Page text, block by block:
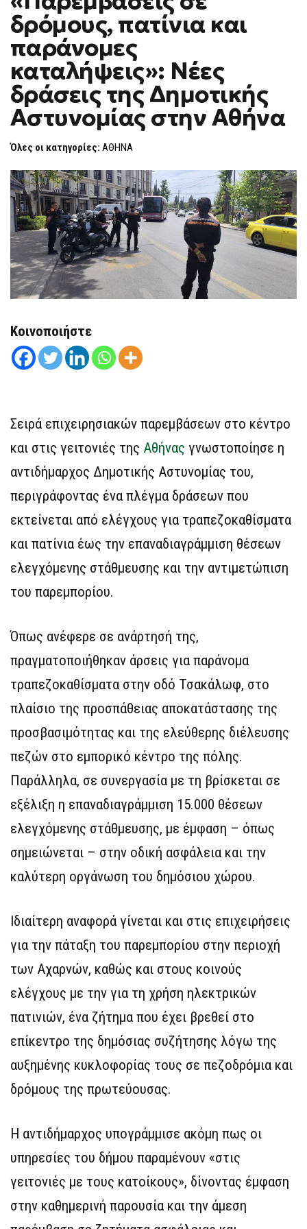
ΣΕ
ΔΡΌΜΟΥΣ,
ΠΑΤΊΝΙΑ
ΚΑΙ
ΠΑΡΆΝΟΜΕΣ
ΚΑΤΑΛΉΨΕΙΣ»:
ΝΈΕΣ
ΔΡΆΣΕΙΣ
ΤΗΣ
ΔΗΜΟΤΙΚΉΣ
ΑΣΤΥΝΟΜΊΑΣ
ΣΤΗΝ
ΑΘΉΝΑ
δρόμους, πατίνια και
παράνομες
καταλήψεις»: Νέες
δράσεις της Δημοτικής
Αστυνομίας στην Αθήνα
Όλες οι κατηγορίες: ΑΘΗΝΑ
Κοινοποιήστε
Σειρά επιχειρησιακών παρεμβάσεων στο κέντρο
και στις γειτονιές της Αθήνας γνωστοποίησε η
αντιδήμαρχος Δημοτικής Αστυνομίας του,
περιγράφοντας ένα πλέγμα δράσεων που
εκτείνεται από ελέγχους για τραπεζοκαθίσματα
και πατίνια έως την επαναδιαγράμμιση θέσεων
ελεγχόμενης στάθμευσης και την αντιμετώπιση
του παρεμπορίου.
Όπως ανέφερε σε ανάρτησή της,
πραγματοποιήθηκαν άρσεις για παράνομα
τραπεζοκαθίσματα στην οδό Τσακάλωφ, στο
πλαίσιο της προσπάθειας αποκατάστασης της
προσβασιμότητας και της ελεύθερης διέλευσης
πεζών στο εμπορικό κέντρο της πόλης.
Παράλληλα, σε συνεργασία με τη βρίσκεται σε
εξέλιξη η επαναδιαγράμμιση 15.000 θέσεων
ελεγχόμενης στάθμευσης, με έμφαση – όπως
σημειώνεται – στην οδική ασφάλεια και την
καλύτερη οργάνωση του δημόσιου χώρου.
Ιδιαίτερη αναφορά γίνεται και στις επιχειρήσεις
για την πάταξη του παρεμπορίου στην περιοχή
των Αχαρνών, καθώς και στους κοινούς
ελέγχους με την για τη χρήση ηλεκτρικών
πατινιών, ένα ζήτημα που έχει βρεθεί στο
επίκεντρο της δημόσιας συζήτησης λόγω της
αυξημένης κυκλοφορίας τους σε πεζοδρόμια και
δρόμους της πρωτεύουσας.
Η αντιδήμαρχος υπογράμμισε ακόμη πως οι
υπηρεσίες του δήμου παραμένουν «στις
γειτονιές με τους κατοίκους», δίνοντας έμφαση
στην καθημερινή παρουσία και την άμεση